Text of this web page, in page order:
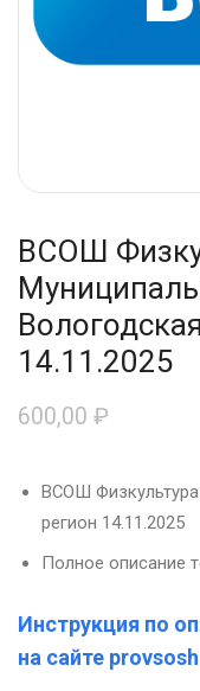
ВСОШ
14.11.2025
600,00 ₽
ВСОШ
регион 14.11.2025
Полное описание
Инструкция по
на сайте provsosh